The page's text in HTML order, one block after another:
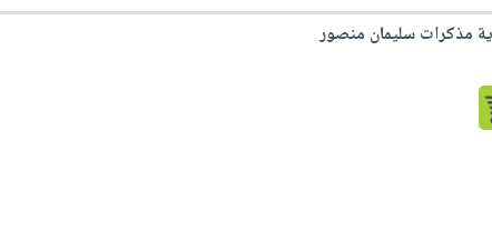
مذكرات سليمان منصور